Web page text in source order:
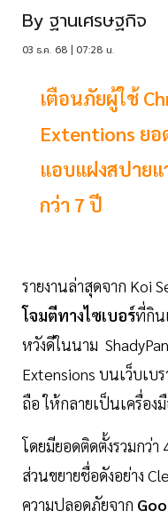
By ฐานเศรษฐกิจ
03 ธ.ค. 68 | 07:28 น.
เตือนภัยผู้ใช้
Extentions ยอ
แอบแฝงสปาย
กว่า 7 ปี
รายงานล่าสุดจาก Koi
โจมตีทางไซเบอร์ที่กิน
หวังดีในนาม
Extensions บนเว็บเบ
ถือ ให้กลายเป็นเครื่อง
โดยมียอดติดตั้งรวมกว่า
ส่วนขยายชื่อดังอย่าง
ความปลอดภัยจาก